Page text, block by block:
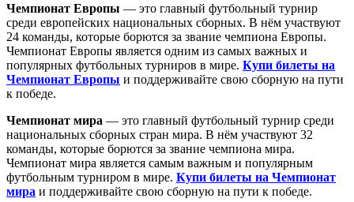
Чемпионат Европы — это главный футбольный турнир
среди европейских национальных сборных. В нём участвуют
24 команды, которые борются за звание чемпиона Европы.
Чемпионат Европы является одним из самых важных и
популярных футбольных турниров в мире. Купи билеты на
Чемпионат Европы и поддерживайте свою сборную на пути
к победе.
Чемпионат мира — это главный футбольный турнир среди
национальных сборных стран мира. В нём участвуют 32
команды, которые борются за звание чемпиона мира.
Чемпионат мира является самым важным и популярным
футбольным турниром в мире. Купи билеты на Чемпионат
мира и поддерживайте свою сборную на пути к победе.